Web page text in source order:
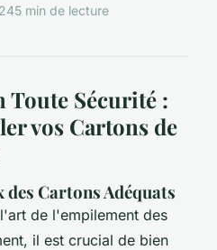
5 min de lecture
Toute Sécurité :
vos Cartons de
Cartons Adéquats
de l'empilement des
il est crucial de bien